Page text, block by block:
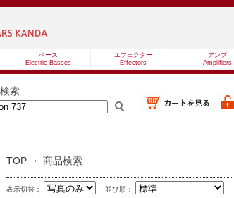
ベース
Electric Basses
エフェクター
Effectors
アンプ
Amplifiers
索
TOP 商品検索
表示切替： 並び順：